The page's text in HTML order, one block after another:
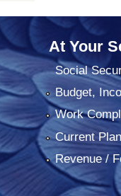
At Your
Social
Budget,
Work
Current Plan
Revenue /